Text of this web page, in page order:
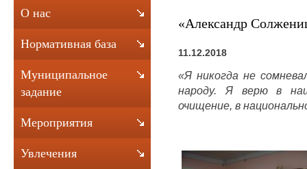
«Александр
11.12.2018
«Я никогда не
народу. Я верю в
очищение, в
О нас
Нормативная база
Муниципальное
задание
Мероприятия
Увлечения